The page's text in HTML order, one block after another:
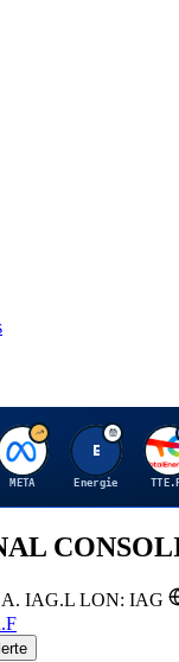
M
META
E
Energie
T
IAG.L LON: IAG